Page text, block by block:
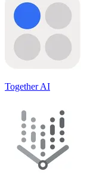
Together AI